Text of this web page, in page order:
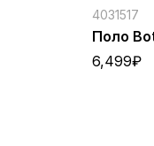
4031517
Поло
6,499₽